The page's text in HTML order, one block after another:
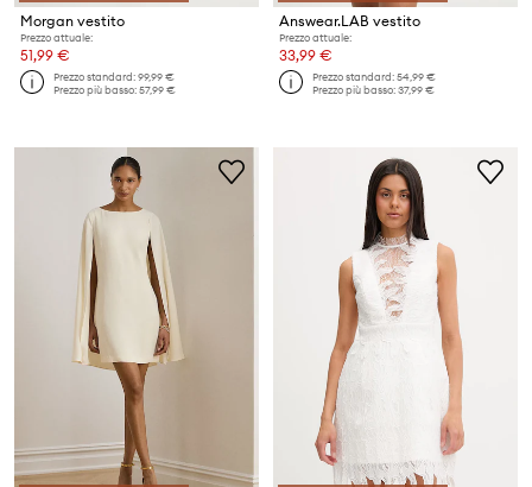
Morgan vestito
Prezzo attuale:
51,99 €
Prezzo standard:99,99 €
Prezzo più basso:57,99 €
Answear.LAB vestito
Prezzo attuale:
33,99 €
Prezzo standard:54,99 €
Prezzo più basso:37,99 €